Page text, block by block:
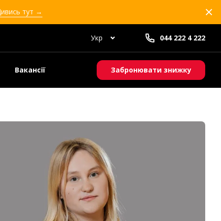
тут →
Укр 044 222 4 222
Вакансії Забронювати знижку